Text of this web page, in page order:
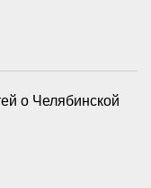
о Челябинской